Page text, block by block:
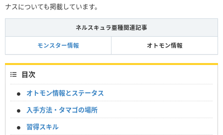
ナスについても掲載しています。
ネルスキュラ亜種関連記事
モンスター情報 オトモン情報
目次
オトモン情報とステータス
入手方法・タマゴの場所
習得スキル